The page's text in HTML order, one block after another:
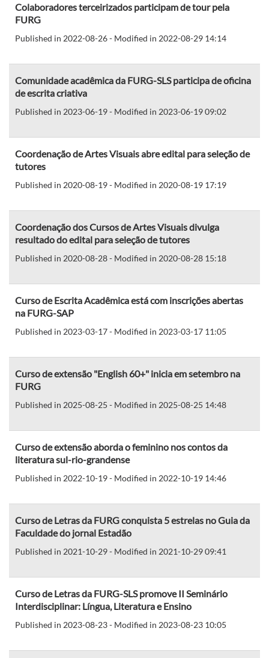
Colaboradores terceirizados participam de tour pela
FURG
Published in 2022-08-26 - Modified in 2022-08-29 14:14
Comunidade acadêmica da FURG-SLS participa de oficina
de escrita criativa
Published in 2023-06-19 - Modified in 2023-06-19 09:02
Coordenação de Artes Visuais abre edital para seleção de
tutores
Published in 2020-08-19 - Modified in 2020-08-19 17:19
Coordenação dos Cursos de Artes Visuais divulga
resultado do edital para seleção de tutores
Published in 2020-08-28 - Modified in 2020-08-28 15:18
Curso de Escrita Acadêmica está com inscrições abertas
na FURG-SAP
Published in 2023-03-17 - Modified in 2023-03-17 11:05
Curso de extensão "English 60+" inicia em setembro na
FURG
Published in 2025-08-25 - Modified in 2025-08-25 14:48
Curso de extensão aborda o feminino nos contos da
literatura sul-rio-grandense
Published in 2022-10-19 - Modified in 2022-10-19 14:46
Curso de Letras da FURG conquista 5 estrelas no Guia da
Faculdade do jornal Estadão
Published in 2021-10-29 - Modified in 2021-10-29 09:41
Curso de Letras da FURG-SLS promove II Seminário
Interdisciplinar: Língua, Literatura e Ensino
Published in 2023-08-23 - Modified in 2023-08-23 10:05